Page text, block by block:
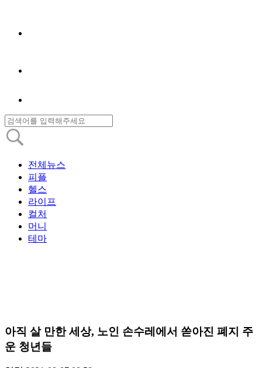
전체뉴스
피플
헬스
라이프
컬처
머니
테마
아직 살 만한 세상, 노인 손수레에서 쏟아진 폐지 주
운 청년들